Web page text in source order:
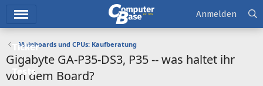
Ticker
Tests
Anmelden
Mainboards und CPUs: Kaufberatung
Gigabyte GA-P35-DS3, P35 -- was haltet ihr
von dem Board?